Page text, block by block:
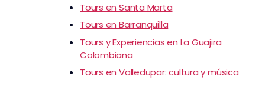
Tours en Santa Marta
Tours en Barranquilla
Tours y Experiencias en La Guajira
Colombiana
Tours en Valledupar: cultura y música